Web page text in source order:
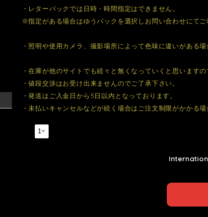
・レターパックでは日時・時間指定はできません。
※指定がある場合はゆうパックを選択しお問い合わせにて
・照明や使用カメラ、撮影場所によって色味に違いがある場
・在庫が他のサイトでも続々と無くなっていくと思います
・値段交渉はお受け出来ませんのでご了承下さい。
・発送はご入金日から5日以内となっております。
・未払いキャンセルなどが続く場合はご注文制限がかかる場